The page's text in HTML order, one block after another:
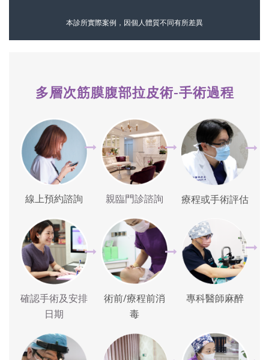
本診所實際案例，因個人體質不同有所差異
多層次筋膜腹部拉皮術-手術過程
線上預約諮詢 親臨門診諮詢 療程或手術評估
確認手術及安排
日期
術前/療程前消
毒
專科醫師麻醉